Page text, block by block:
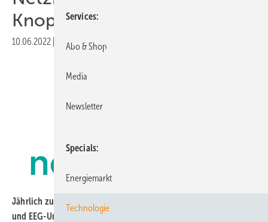
Knopfdruck“
10.06.2022 Veröffentlicht in
Jährlich zum 31.5. gilt die Frist für die Meldung von Stromsteuer
und EEG-Umlage. Warum sind diese Meldepflichten für Betreiber
Services
Abo & Shop
Media
Newsletter
Specials
Energiemarkt
Technologie